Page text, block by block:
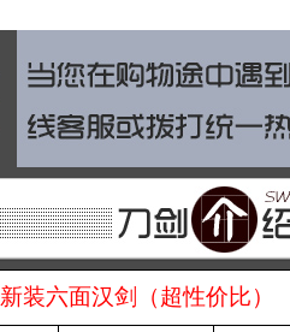
新装六面汉剑（超性价比）